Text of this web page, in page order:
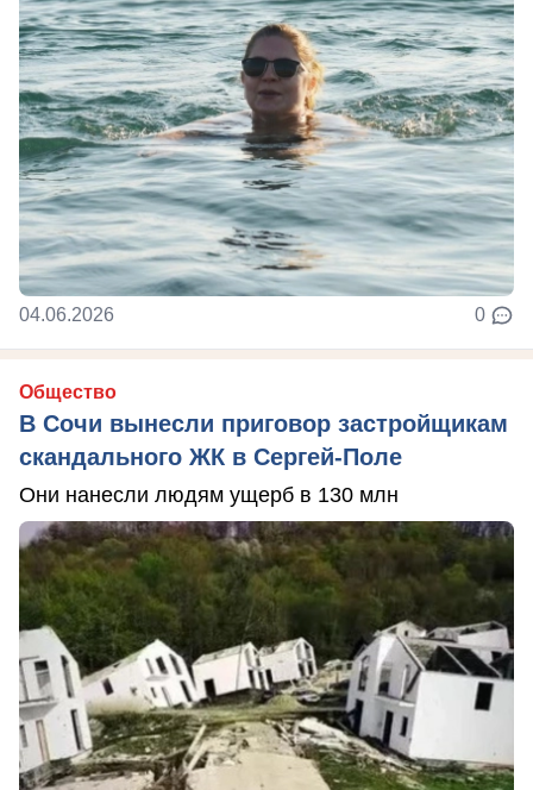
04.06.2026 0
Общество
В Сочи вынесли приговор застройщикам
скандального ЖК в Сергей-Поле
Они нанесли людям ущерб в 130 млн